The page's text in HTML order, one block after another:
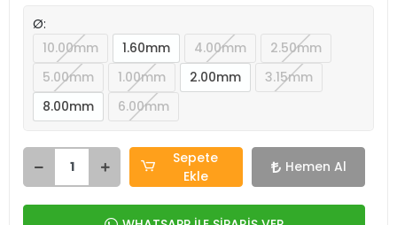
Ø:
10.00mm
1.60mm 4.00mm
2.50mm
5.00mm
1.00mm 2.00mm
3.15mm
8.00mm
6.00mm
Sepete
Ekle
Hemen Al